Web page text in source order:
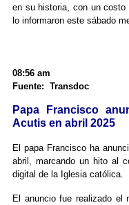
en su historia, con un
lo informaron este sábado
08:56 am
Fuente: Transdoc
Papa Francisco
Acutis en abril 2025
El papa Francisco ha
abril, marcando un hito al
digital de la Iglesia católica.
El anuncio fue realizado el